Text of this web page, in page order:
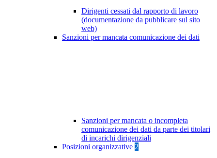
Dirigenti cessati dal rapporto di lavoro
(documentazione da pubblicare sul sito
web)
Sanzioni per mancata comunicazione dei dati
Sanzioni per mancata o incompleta
comunicazione dei dati da parte dei titolari
di incarichi dirigenziali
Posizioni organizzative 2